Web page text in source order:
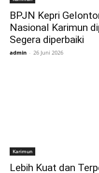
BPJN Kepri
Nasional Karimun
Segera diperbaiki
admin - 26 Juni 2026
Karimun
Lebih Kuat dan